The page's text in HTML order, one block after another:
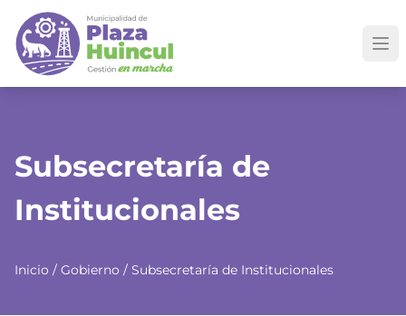
Subsecretaría de
Institucionales
Inicio / Gobierno / Subsecretaría de Institucionales